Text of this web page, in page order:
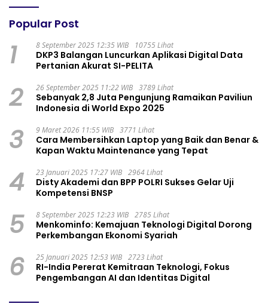
Popular Post
1 8 September 2025 12:35 WIB 10755 Lihat
DKP3 Balangan Luncurkan Aplikasi Digital Data
Pertanian Akurat SI-PELITA
2 26 September 2025 11:22 WIB 3789 Lihat
Sebanyak 2,8 Juta Pengunjung Ramaikan Paviliun
Indonesia di World Expo 2025
3 9 Maret 2026 11:55 WIB 3771 Lihat
Cara Membersihkan Laptop yang Baik dan Benar &
Kapan Waktu Maintenance yang Tepat
4 23 Januari 2025 17:27 WIB 2964 Lihat
Disty Akademi dan BPP POLRI Sukses Gelar Uji
Kompetensi BNSP
5 8 September 2025 12:23 WIB 2785 Lihat
Menkominfo: Kemajuan Teknologi Digital Dorong
Perkembangan Ekonomi Syariah
6 25 Januari 2025 12:53 WIB 2723 Lihat
RI-India Pererat Kemitraan Teknologi, Fokus
Pengembangan AI dan Identitas Digital